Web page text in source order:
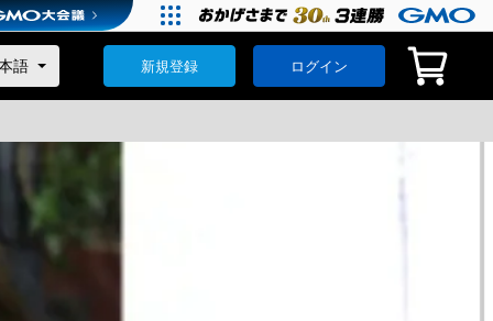
新規登録 ログイン